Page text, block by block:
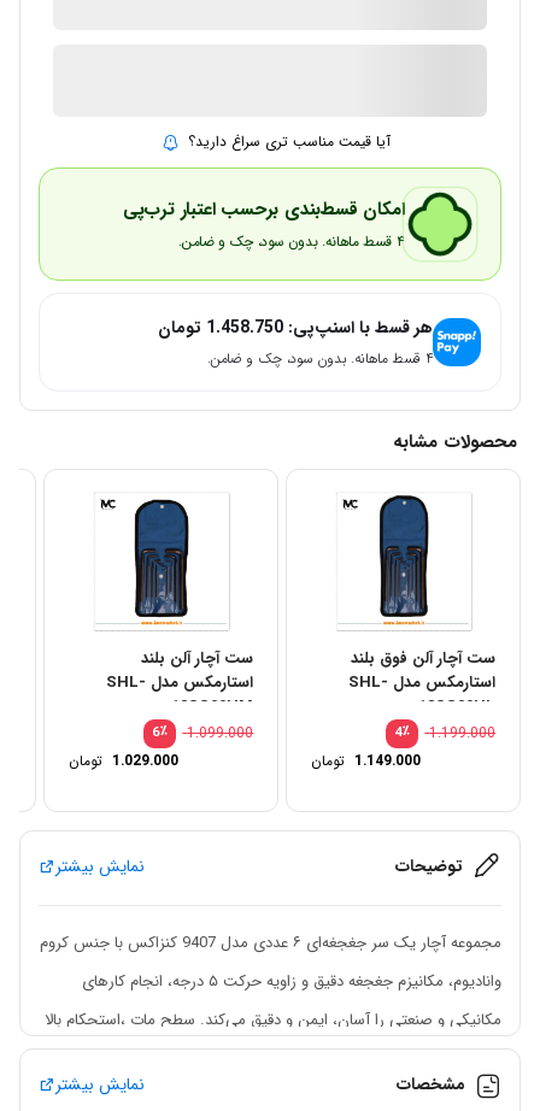
2 در انبار
آیا قیمت مناسب تری سراغ دارید؟
امکان قسط‌بندی برحسب اعتبار ترب‌پی
۴ قسط ماهانه. بدون سود، چک و ضامن.
هر قسط با اسنپ‌پی: 1.458.750 تومان
۴ قسط ماهانه. بدون سود، چک و ضامن.
محصولات مشابه
ست آچار آلن فوق بلند
استارمکس مدل SHL-
18SS09HL
٪4
1.199.000
1.149.000 تومان
ست آچار آلن بلند
استارمکس مدل SHL-
18SS09HM
٪6
1.099.000
1.029.000 تومان
توضیحات نمایش بیشتر
مجموعه آچار یک سر جغجغه‌ای ۶ عددی مدل 9407 کنزاکس با جنس کروم
وانادیوم، مکانیزم جغجغه دقیق و زاویه حرکت ۵ درجه، انجام کارهای
مکانیکی و صنعتی را آسان، ایمن و دقیق می‌کند. سطح مات ،استحکام بالا
پروژه‌های حرفه‌ای تبدیل می‌کند.
مشخصات نمایش بیشتر